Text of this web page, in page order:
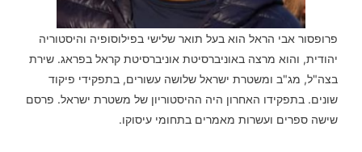
פרופסור אבי הראל הוא בעל תואר שלישי בפילוסופיה והיסטוריה
יהודית, והוא מרצה באוניברסיטת אוניברסיטת קראל בפראג. שירת
בצה"ל, מג"ב ומשטרת ישראל שלושה עשורים, בתפקידי פיקוד
שונים. בתפקידו האחרון היה ההיסטוריון של משטרת ישראל. פרסם
שישה ספרים ועשרות מאמרים בתחומי עיסוקו.